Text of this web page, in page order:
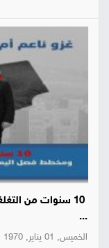
10 سنوات من
...
الخميس, 01 يناير, 1970